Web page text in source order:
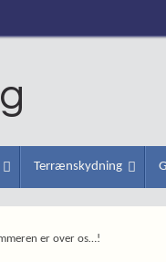
Terrænskydning
er over os…!